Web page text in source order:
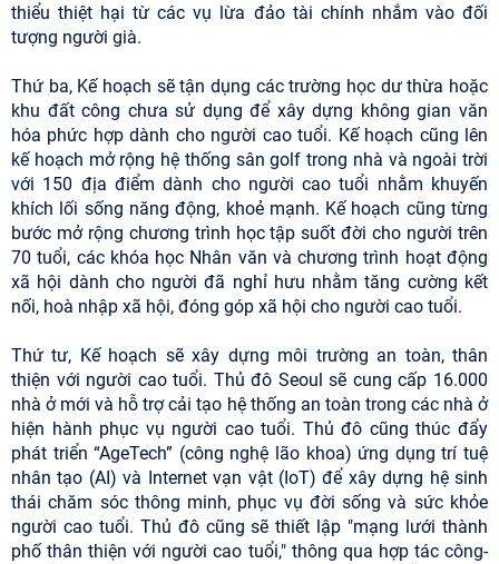
thiểu thiệt hại từ các vụ lừa đảo tài chính nhắm vào đối
tượng người già.
Thứ ba, Kế hoạch sẽ tận dụng các trường học dư thừa hoặc
khu đất công chưa sử dụng để xây dựng không gian văn
hóa phức hợp dành cho người cao tuổi. Kế hoạch cũng lên
kế hoạch mở rộng hệ thống sân golf trong nhà và ngoài trời
với 150 địa điểm dành cho người cao tuổi nhằm khuyến
khích lối sống năng động, khoẻ mạnh. Kế hoạch cũng từng
bước mở rộng chương trình học tập suốt đời cho người trên
70 tuổi, các khóa học Nhân văn và chương trình hoạt động
xã hội dành cho người đã nghỉ hưu nhằm tăng cường kết
nối, hoà nhập xã hội, đóng góp xã hội cho người cao tuổi.
Thứ tư, Kế hoạch sẽ xây dựng môi trường an toàn, thân
thiện với người cao tuổi. Thủ đô Seoul sẽ cung cấp 16.000
nhà ở mới và hỗ trợ cải tạo hệ thống an toàn trong các nhà ở
hiện hành phục vụ người cao tuổi. Thủ đô cũng thúc đẩy
phát triển “AgeTech” (công nghệ lão khoa) ứng dụng trí tuệ
nhân tạo (AI) và Internet vạn vật (IoT) để xây dựng hệ sinh
thái chăm sóc thông minh, phục vụ đời sống và sức khỏe
người cao tuổi. Thủ đô cũng sẽ thiết lập "mạng lưới thành
phố thân thiện với người cao tuổi," thông qua hợp tác công-